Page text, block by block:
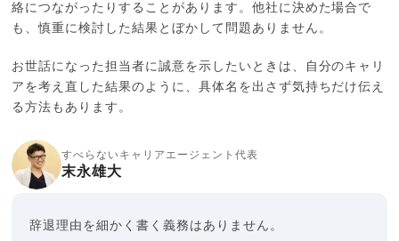
絡につながったりすることがあります。他社に決めた場合で
も、慎重に検討した結果とぼかして問題ありません。
お世話になった担当者に誠意を示したいときは、自分のキャリ
アを考え直した結果のように、具体名を出さず気持ちだけ伝え
る方法もあります。
すべらないキャリアエージェント代表
末永雄大
辞退理由を細かく書く義務はありません。